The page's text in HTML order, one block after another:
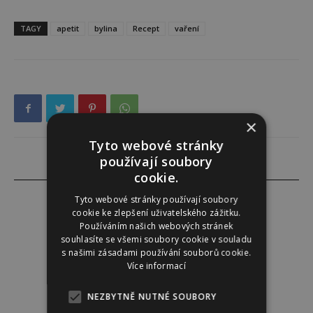
TAGY apetit bylina Recept vaření
Darina Zumrová
×
Tyto webové stránky
používají soubory
cookie.
Tyto webové stránky používají soubory
cookie ke zlepšení uživatelského zážitku.
Používáním našich webových stránek
souhlasíte se všemi soubory cookie v souladu
s našimi zásadami používání souborů cookie.
Více informací
NEZBYTNĚ NUTNÉ SOUBORY